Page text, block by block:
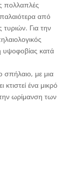
πολλαπλές
από
Για την
υψοφοβίας κατά
σπήλαιο, με μια
ένα μικρό
την ωρίμανση των